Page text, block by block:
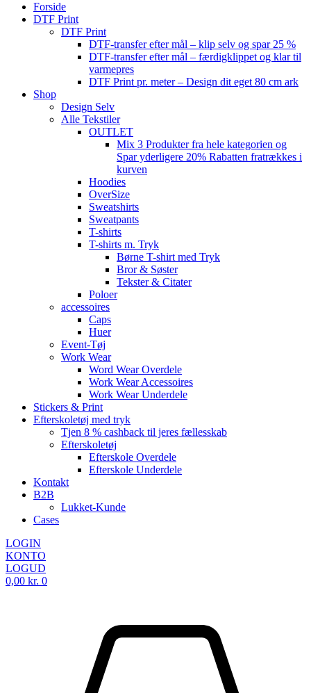
Forside
DTF Print
DTF Print
DTF-transfer efter mål – klip selv og spar 25 %
DTF-transfer efter mål – færdigklippet og klar til
varmepres
DTF Print pr. meter – Design dit eget 80 cm ark
Shop
Design Selv
Alle Tekstiler
OUTLET
Mix 3 Produkter fra hele kategorien og
Spar yderligere 20% Rabatten fratrækkes i
kurven
Hoodies
OverSize
Sweatshirts
Sweatpants
T-shirts
T-shirts m. Tryk
Børne T-shirt med Tryk
Bror & Søster
Tekster & Citater
Poloer
accessoires
Caps
Huer
Event-Tøj
Work Wear
Word Wear Overdele
Work Wear Accessoires
Work Wear Underdele
Stickers & Print
Efterskoletøj med tryk
Tjen 8 % cashback til jeres fællesskab
Efterskoletøj
Efterskole Overdele
Efterskole Underdele
Kontakt
B2B
Lukket-Kunde
Cases
LOGIN
KONTO
LOGUD
0,00 kr. 0